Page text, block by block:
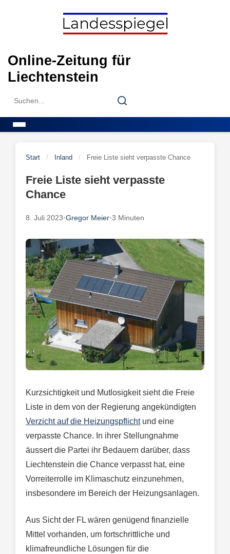
Online-Zeitung für
Liechtenstein
Search
Search
Start / Inland / Freie Liste sieht verpasste Chance
Freie Liste sieht verpasste
Chance
8. Juli 2023•Gregor Meier•3 Minuten
Kurzsichtigkeit und Mutlosigkeit sieht die Freie
Liste in dem von der Regierung angekündigten
Verzicht auf die Heizungspflichtund eine
verpasste Chance. In ihrer Stellungnahme
äussert die Partei ihr Bedauern darüber, dass
Liechtenstein die Chance verpasst hat, eine
Vorreiterrolle im Klimaschutz einzunehmen,
insbesondere im Bereich der Heizungsanlagen.
Aus Sicht der FL wären genügend finanzielle
Mittel vorhanden, um fortschrittliche und
klimafreundliche Lösungen für die